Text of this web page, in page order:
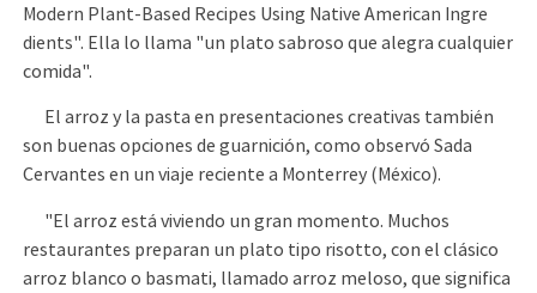
Modern Plant-Based Recipes Using Native American Ingre
dients". Ella lo llama "un plato sabroso que alegra cualquier
comida".
El arroz y la pasta en presentaciones creativas también
son buenas opciones de guarnición, como observó Sada
Cervantes en un viaje reciente a Monterrey (México).
"El arroz está viviendo un gran momento. Muchos
restaurantes preparan un plato tipo risotto, con el clásico
arroz blanco o basmati, llamado arroz meloso, que significa